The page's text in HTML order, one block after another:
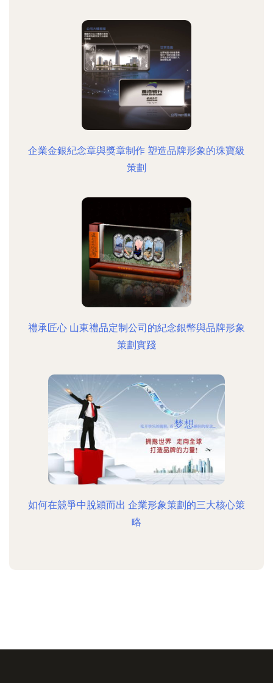
企業金銀紀念章與獎章制作 塑造品牌形象的珠寶級
策劃
禮承匠心 山東禮品定制公司的紀念銀幣與品牌形象
策劃實踐
如何在競爭中脫穎而出 企業形象策劃的三大核心策
略